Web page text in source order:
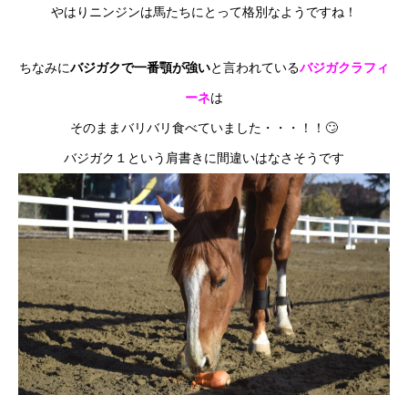
やはりニンジンは馬たちにとって格別なようですね！
ちなみにバジガクで一番顎が強いと言われているバジガクラフィ
ーネは
そのままバリバリ食べていました・・・！！🙄
バジガク１という肩書きに間違いはなさそうです